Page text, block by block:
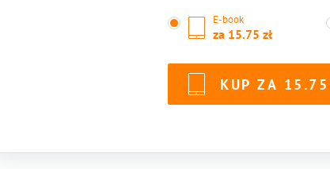
E-book
za 15.75
KUP ZA 15.75